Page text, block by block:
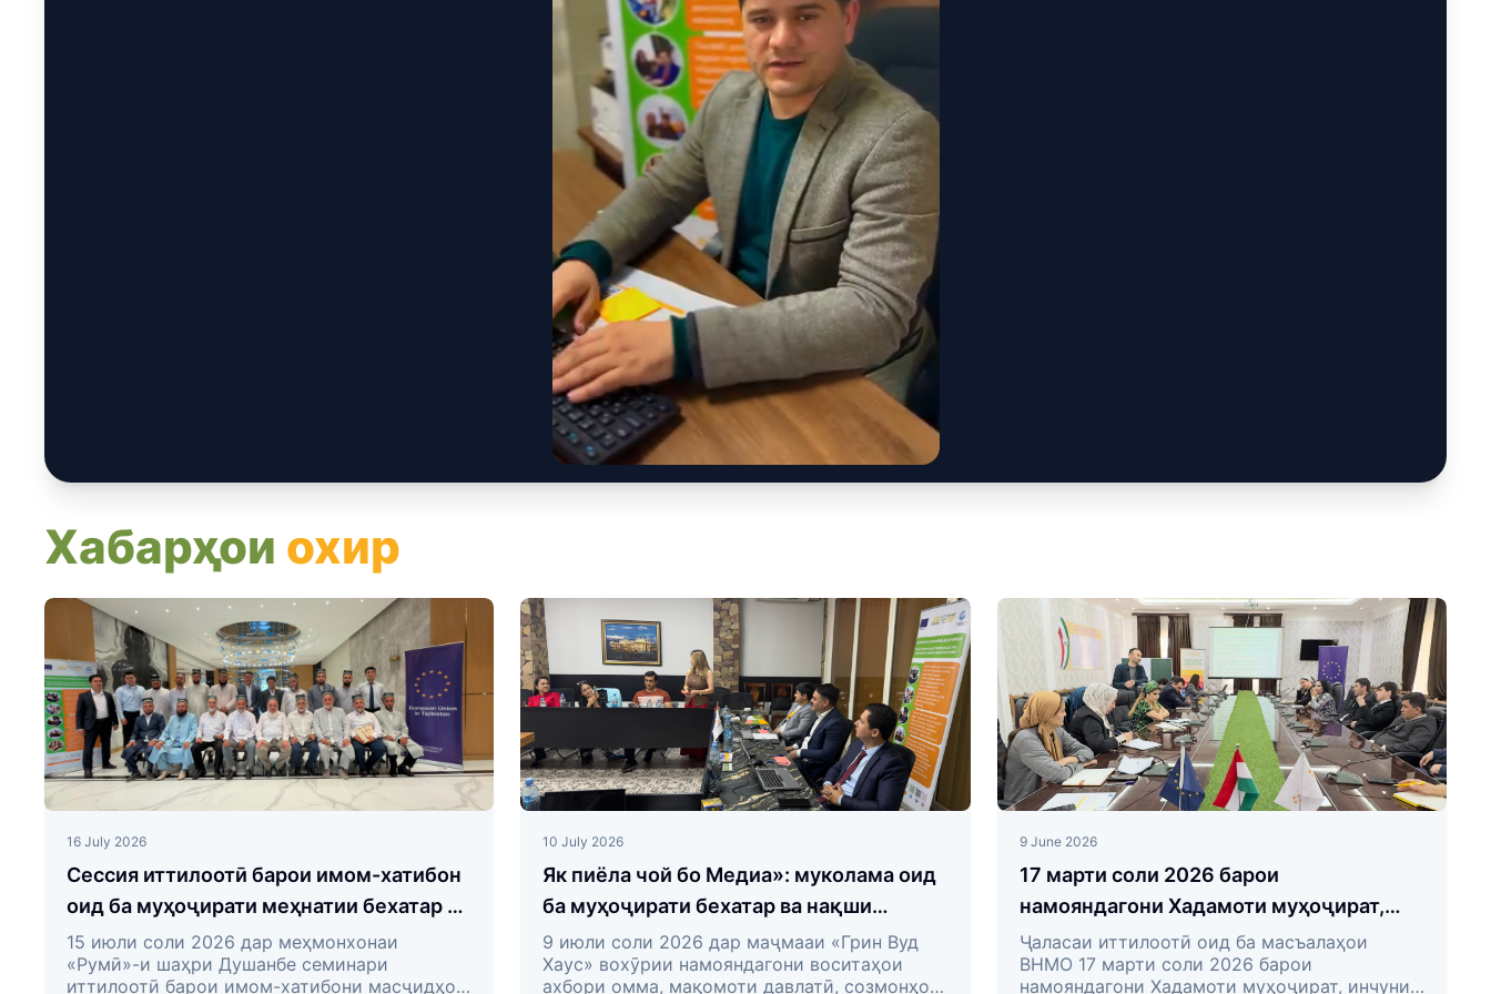
Хабарҳои охир
16 July 2026
Сессия иттилоотӣ барои имом-хатибон
оид ба муҳоҷирати меҳнатии бехатар ва
пешгирии қаллобӣ ҳангоми
бакортаъминшавӣ дар хориҷи кишвар
15 июли соли 2026 дар меҳмонхонаи
«Румӣ»-и шаҳри Душанбе семинари
иттилоотӣ барои имом-хатибони масҷидҳои
10 July 2026
Як пиёла чой бо Медиа»: муколама оид
ба муҳоҷирати бехатар ва нақши
воситаҳои ахбори омма
9 июли соли 2026 дар маҷмааи «Грин Вуд
Хаус» вохӯрии намояндагони воситаҳои
ахбори омма, мақомоти давлатӣ, созмонҳои
9 June 2026
17 марти соли 2026 барои
намояндагони Хадамоти муҳоҷират,
инчунин кормандони Маркази
машваратӣ ва омодасозии муҳоҷирон
Ҷаласаи иттилоотӣ оид ба масъалаҳои
ВНМО 17 марти соли 2026 барои
намояндагони Хадамоти муҳоҷират, инчунин